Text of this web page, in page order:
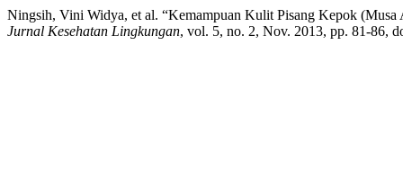
Ningsih, Vini Widya, et al. “Kemampuan Kulit Pisang Kepok
Jurnal Kesehatan Lingkungan, vol. 5, no. 2, Nov. 2013, pp. 81-86,